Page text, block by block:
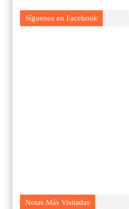
Síguenos en Facebook
Notas Más Visitadas